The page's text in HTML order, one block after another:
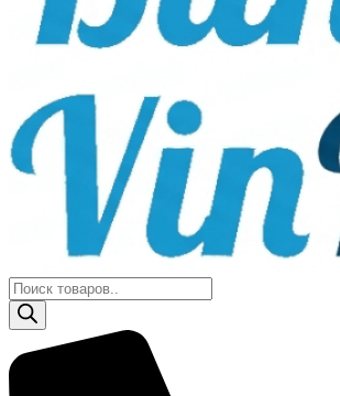
Поиск
товаров